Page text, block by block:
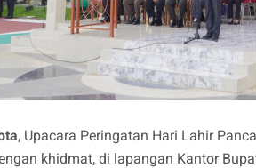
, Upacara Peringatan Hari Lahir
khidmat, di lapangan Kantor